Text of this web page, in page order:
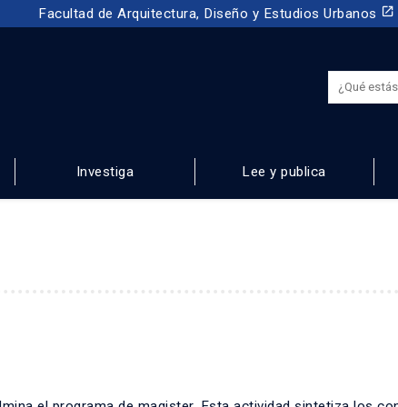
Facultad de Arquitectura, Diseño y Estudios Urbanos launch
Investiga Lee y publica